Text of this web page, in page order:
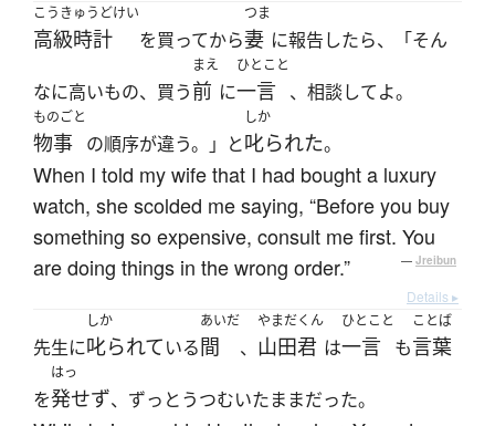
こうきゅうどけい
高級時計 を買ってから
つま
妻 に報告したら、「そん
なに高いもの、買う
まえ
前 に
ひとこと
一言 、相談してよ。
ものごと
物事 の順序が違う。」と
しか
叱られた。
When I told my wife that I had bought a luxury
watch, she scolded me saying, “Before you buy
something so expensive, consult me first. You
are doing things in the wrong order.”
— Jreibun
Details ▸
先生に
しか
叱られている
あいだ
間 、
やまだくん
山田君 は
ひとこと
一言 も
ことば
言葉
を
はっ
発せず、ずっとうつむいたままだった。